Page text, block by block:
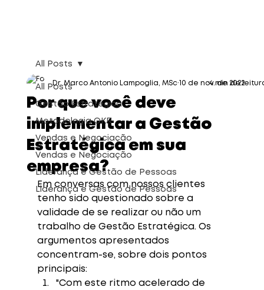
All Posts
Gestão Estratégica
Metodologia OKR
Vendas e Negociação
Vendas e Negociação
Liderança e Gestão de Pessoas
Liderança e Gestão de Pessoas
All Posts
Por que você deve
implementar a Gestão
Estratégica em sua
empresa?
Dr. Marco Antonio Lampoglia, MSc 10 de nov. de 2022
4 min de
Em conversas com nossos clientes
tenho sido questionado sobre a
validade de se realizar ou não um
trabalho de Gestão Estratégica. Os
argumentos apresentados
concentram-se, sobre dois pontos
principais:
"Com este ritmo acelerado de